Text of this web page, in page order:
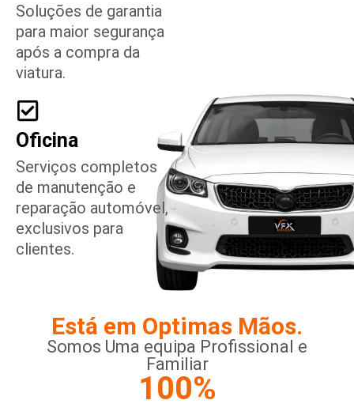
Soluções de garantia
para maior segurança
após a compra da
viatura.
Oficina
Serviços completos
de manutenção e
reparação automóvel,
exclusivos para
clientes.
Está em Optimas Mãos.
Somos Uma equipa Profissional e
Familiar
100%